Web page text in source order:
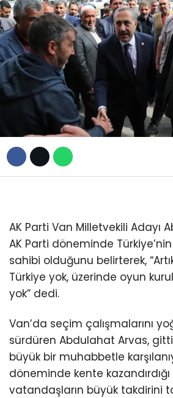
SPOR
TEKNOLOJİ
AK Parti Van Milletvekili Adayı
AK Parti döneminde
sahibi olduğunu belirterek,
Türkiye yok, üzerinde oyun
yok” dedi.
Van’da seçim çalışmalarını
sürdüren Abdulahat Arvas,
büyük bir muhabbetle
döneminde kente kazandırdığı
vatandaşların büyük takdirini